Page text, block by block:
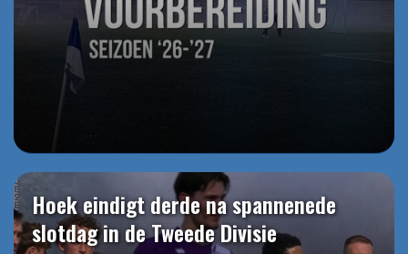
Hoek eindigt derde na spannenede
slotdag in de Tweede Divisie